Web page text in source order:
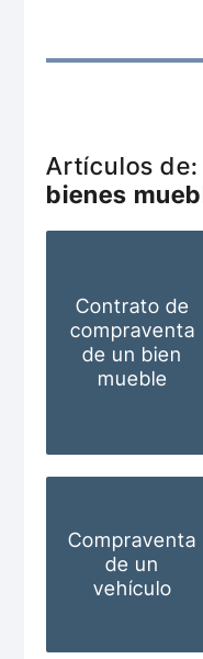
Artículos
bienes
Contrato de
compraventa
de un bien
mueble
Compraventa
de un
vehículo